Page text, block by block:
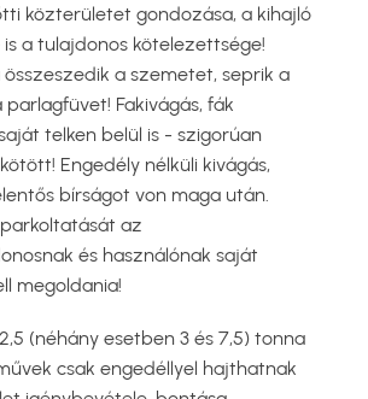
közterületet gondozása, a kihajló
is a tulajdonos kötelezettsége!
összeszedik a szemetet, seprik a
Fakivágás, fák
telken belül is - szigorúan
Engedély nélküli kivágás,
bírságot von maga után.
az
és használónak saját
megoldania!
(néhány esetben 3 és 7,5) tonna
csak engedéllyel hajthatnak